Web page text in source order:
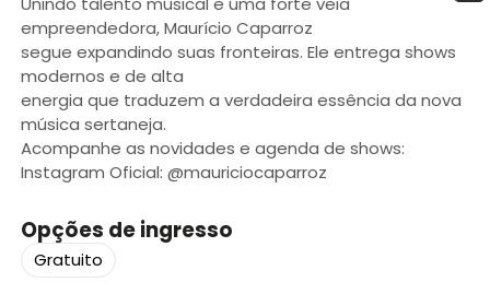
empreendedora, Maurício Caparroz
segue expandindo suas fronteiras. Ele entrega shows
modernos e de alta
energia que traduzem a verdadeira essência da nova
música sertaneja.
Acompanhe as novidades e agenda de shows:
Instagram Oficial: @mauriciocaparroz
Opções de ingresso
Gratuito